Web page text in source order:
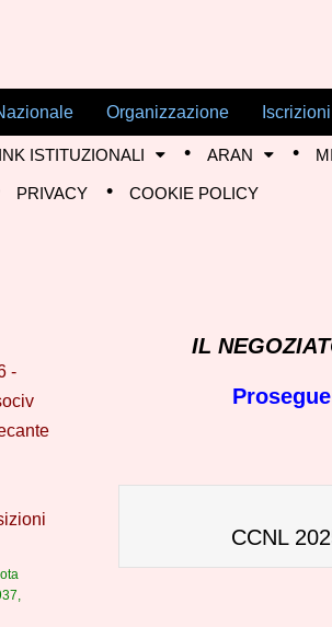
Organizzazione
ISTITUZIONALI ARAN
PRIVACY COOKIE POLICY
-
IL
CCNL